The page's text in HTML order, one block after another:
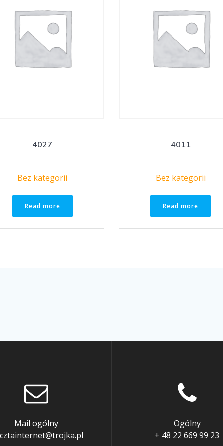
4027
Bez kategorii
Read more
4011
Bez kategorii
Read more
Mail ogólny
Ogólny
+ 48 22 669 99 23